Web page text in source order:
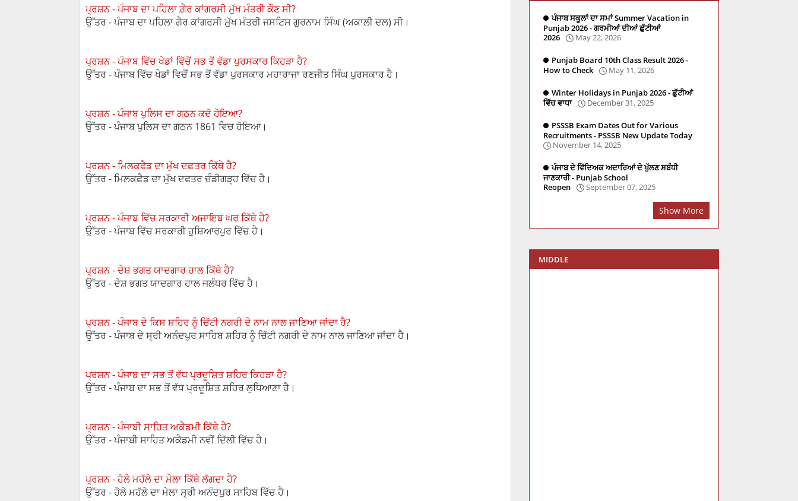
ਪ੍ਰਸ਼ਨ - ਪੰਜਾਬ ਦਾ ਪਹਿਲਾ ਗ਼ੈਰ ਕਾਂਗਰਸੀ ਮੁੱਖ ਮੰਤਰੀ ਕੌਣ ਸੀ?
ਉੱਤਰ - ਪੰਜਾਬ ਦਾ ਪਹਿਲਾ ਗੈਰ ਕਾਂਗਰਸੀ ਮੁੱਖ ਮੰਤਰੀ ਜਸਟਿਸ ਗੁਰਨਾਮ ਸਿੰਘ (ਅਕਾਲੀ ਦਲ) ਸੀ।
ਪ੍ਰਸ਼ਨ - ਪੰਜਾਬ ਵਿੱਚ ਖੇਡਾਂ ਵਿੱਚੋਂ ਸਭ ਤੋਂ ਵੱਡਾ ਪੁਰਸਕਾਰ ਕਿਹੜਾ ਹੈ?
ਉੱਤਰ - ਪੰਜਾਬ ਵਿੱਚ ਖੇਡਾਂ ਵਿਚੋਂ ਸਭ ਤੋਂ ਵੱਡਾ ਪੁਰਸਕਾਰ ਮਹਾਰਾਜਾ ਰਣਜੀਤ ਸਿੰਘ ਪੁਰਸਕਾਰ ਹੈ।
ਪ੍ਰਸ਼ਨ - ਪੰਜਾਬ ਪੁਲਿਸ ਦਾ ਗਠਨ ਕਦੋ ਹੋਇਆ?
ਉੱਤਰ - ਪੰਜਾਬ ਪੁਲਿਸ ਦਾ ਗਠਨ 1861 ਵਿਚ ਹੋਇਆ।
ਪ੍ਰਸ਼ਨ - ਮਿਲਕਫੈਡ ਦਾ ਮੁੱਖ ਦਫ਼ਤਰ ਕਿੱਥੇ ਹੈ?
ਉੱਤਰ - ਮਿਲਕਫ਼ੈਡ ਦਾ ਮੁੱਖ ਦਫਤਰ ਚੰਡੀਗੜ੍ਹ ਵਿੱਚ ਹੈ।
ਪ੍ਰਸ਼ਨ - ਪੰਜਾਬ ਵਿੱਚ ਸਰਕਾਰੀ ਅਜਾਇਬ ਘਰ ਕਿੱਥੇ ਹੈ?
ਉੱਤਰ - ਪੰਜਾਬ ਵਿੱਚ ਸਰਕਾਰੀ ਹੁਸ਼ਿਆਰਪੁਰ ਵਿੱਚ ਹੈ।
ਪ੍ਰਸ਼ਨ - ਦੇਸ਼ ਭਗਤ ਯਾਦਗਾਰ ਹਾਲ ਕਿੱਥੇ ਹੈ?
ਉੱਤਰ - ਦੇਸ਼ ਭਗਤ ਯਾਦਗਾਰ ਹਾਲ ਜਲੰਧਰ ਵਿੱਚ ਹੈ।
ਪ੍ਰਸ਼ਨ - ਪੰਜਾਬ ਦੇ ਕਿਸ ਸ਼ਹਿਰ ਨੂੰ ਚਿੱਟੀ ਨਗਰੀ ਦੇ ਨਾਮ ਨਾਲ ਜਾਣਿਆ ਜਾਂਦਾ ਹੈ?
ਉੱਤਰ - ਪੰਜਾਬ ਦੇ ਸ੍ਰੀ ਅਨੰਦਪੁਰ ਸਾਹਿਬ ਸ਼ਹਿਰ ਨੂੰ ਚਿੱਟੀ ਨਗਰੀ ਦੇ ਨਾਮ ਨਾਲ ਜਾਣਿਆ ਜਾਂਦਾ ਹੈ।
ਪ੍ਰਸ਼ਨ - ਪੰਜਾਬ ਦਾ ਸਭ ਤੋਂ ਵੱਧ ਪ੍ਰਦੂਸ਼ਿਤ ਸ਼ਹਿਰ ਕਿਹੜਾ ਹੈ?
ਉੱਤਰ - ਪੰਜਾਬ ਦਾ ਸਭ ਤੋਂ ਵੱਧ ਪ੍ਰਦੂਸ਼ਿਤ ਸ਼ਹਿਰ ਲੁਧਿਆਣਾ ਹੈ।
ਪ੍ਰਸ਼ਨ - ਪੰਜਾਬੀ ਸਾਹਿਤ ਅਕੈਡਮੀ ਕਿੱਥੇ ਹੈ?
ਉੱਤਰ - ਪੰਜਾਬੀ ਸਾਹਿਤ ਅਕੈਡਮੀ ਨਵੀਂ ਦਿੱਲੀ ਵਿੱਚ ਹੈ।
ਪ੍ਰਸ਼ਨ - ਹੋਲੇ ਮਹੱਲੇ ਦਾ ਮੇਲਾ ਕਿੱਥੇ ਲੱਗਦਾ ਹੈ?
ਉੱਤਰ - ਹੋਲੇ ਮਹੱਲੇ ਦਾ ਮੇਲਾ ਸ੍ਰੀ ਅਨੰਦਪੁਰ ਸਾਹਿਬ ਵਿੱਚ ਹੈ।
ਪੰਜਾਬ ਸਕੂਲਾਂ ਦਾ ਸਮਾਂ Summer Vacation in
Punjab 2026 - ਗਰਮੀਆਂ ਦੀਆਂ ਛੁੱਟੀਆਂ
2026
May 22, 2026
Punjab Board 10th Class Result 2026 -
How to Check
May 11, 2026
Winter Holidays in Punjab 2026 - ਛੁੱਟੀਆਂ
ਵਿੱਚ ਵਾਧਾ
December 31, 2025
PSSSB Exam Dates Out for Various
Recruitments - PSSSB New Update Today
November 14, 2025
ਪੰਜਾਬ ਦੇ ਵਿੱਦਿਅਕ ਅਦਾਰਿਆਂ ਦੇ ਖੁੱਲਣ ਸਬੰਧੀ
ਜਾਣਕਾਰੀ - Punjab School
Reopen
September 07, 2025
Show More
MIDDLE